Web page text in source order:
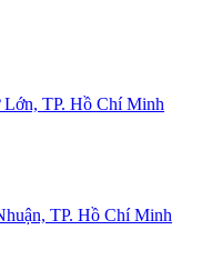
Lớn, TP. Hồ Chí Minh
TP. Hồ Chí Minh